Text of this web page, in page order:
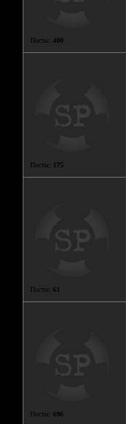
Посты: 400
Посты: 175
Посты: 61
Посты: 696